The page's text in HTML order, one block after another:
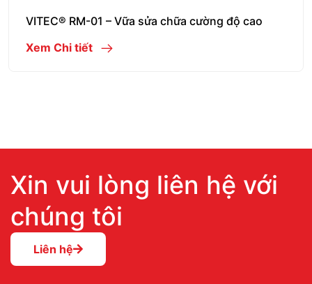
VITEC® RM-01 – Vữa sửa chữa cường độ cao
Xem Chi tiết
Xin vui lòng liên hệ với
chúng tôi
Liên hệ